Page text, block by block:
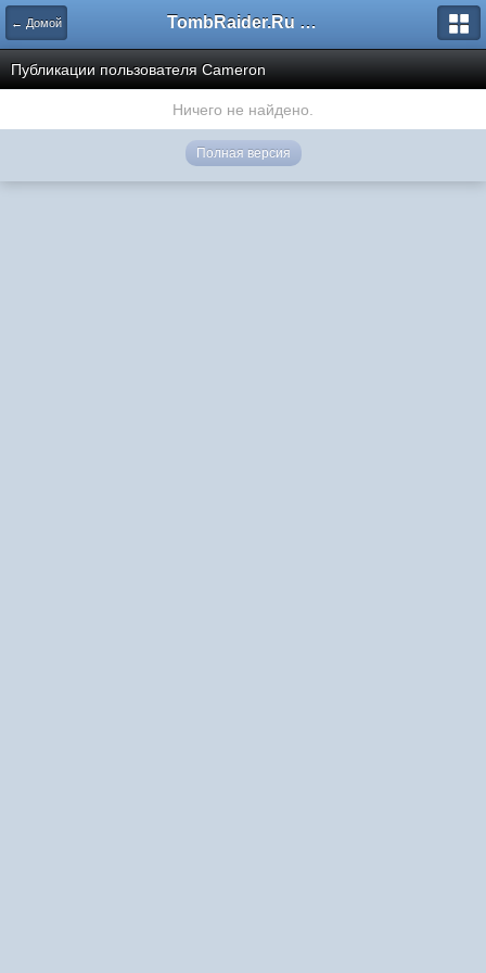
← Домой TombRaider.Ru - Форумы
Публикации пользователя Cameron
Ничего не найдено.
Полная версия